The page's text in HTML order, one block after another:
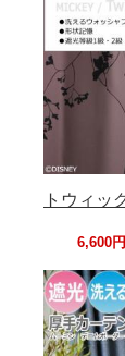
トウィッ
6,600